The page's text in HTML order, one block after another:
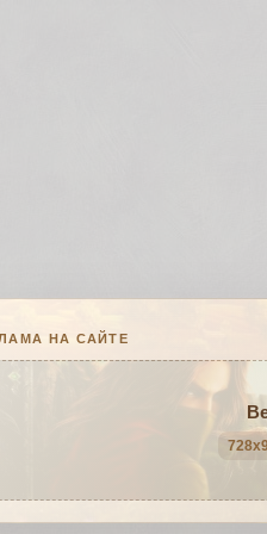
НА САЙТЕ